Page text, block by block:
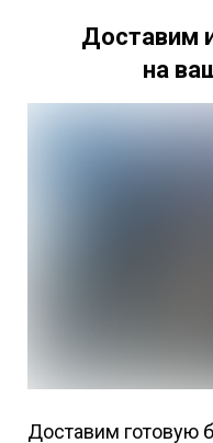
Доставим
на
Доставим готовую